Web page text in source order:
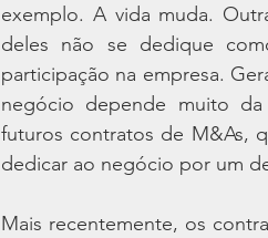
exemplo. A vida muda.
deles não se dedique
participação na empresa.
negócio depende muito
futuros contratos de M&As,
dedicar ao negócio por um
Mais recentemente, os